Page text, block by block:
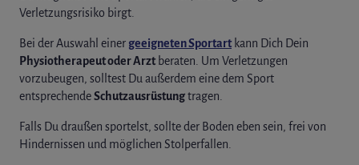
Verletzungsrisiko birgt.
Bei der Auswahl einer geeigneten Sportart kann Dich Dein
Physiotherapeut oder Arztberaten. Um Verletzungen
vorzubeugen, solltest Du außerdem eine dem Sport
entsprechendeSchutzausrüstungtragen.
Falls Du draußen sportelst, sollte der Boden eben sein, frei von
Hindernissen und möglichen Stolperfallen.